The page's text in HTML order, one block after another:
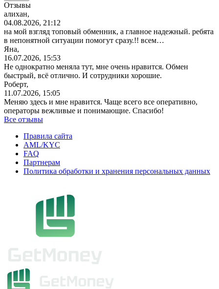
Отзывы
алихан,
04.08.2026, 21:12
на мой взгляд топовый обменник, а главное надежный. ребята
в непонятной ситуации помогут сразу.!! всем…
Яна,
16.07.2026, 15:53
Не однократно меняла тут, мне очень нравится. Обмен
быстрый, всё отлично. И сотрудники хорошие.
Роберт,
11.07.2026, 15:05
Меняю здесь и мне нравится. Чаще всего все оперативно,
операторы вежливые и понимающие. Спасибо!
Все отзывы
Правила сайта
AML/KYC
FAQ
Партнерам
Политика обработки и хранения персональных данных